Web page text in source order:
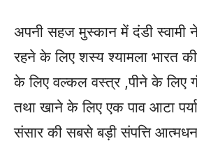
अपनी सहज मुस्कान में दंडी स्वामी ने
रहने के लिए शस्य श्यामला भारत
के लिए वल्कल वस्त्र ,पीने के लिए
तथा खाने के लिए एक पाव आटा
संसार की सबसे बड़ी संपत्ति